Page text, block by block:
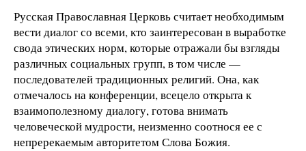
Русская Православная Церковь считает необходимым
вести диалог со всеми, кто заинтересован в выработке
свода этических норм, которые отражали бы взгляды
различных социальных групп, в том числе —
последователей традиционных религий. Она, как
отмечалось на конференции, всецело открыта к
взаимополезному диалогу, готова внимать
человеческой мудрости, неизменно соотнося ее с
непререкаемым авторитетом Слова Божия.